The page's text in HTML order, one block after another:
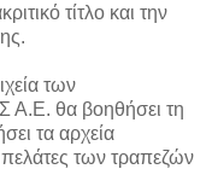
τίτλο και την
των
Α.Ε. θα βοηθήσει τη
τα αρχεία
των τραπεζών